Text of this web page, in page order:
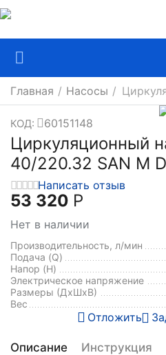
Главная / Насосы /
КОД: 60151148
Циркуляционный
40/220.32 SAN M
Написать отзыв
53 320 Р
Нет в наличии
Производительность, л/мин
Подача (Q)
Напор (H)
Электрическое напряжение
Размеры (ДхШxВ)
Вес
Отложить
Описание Инструкция